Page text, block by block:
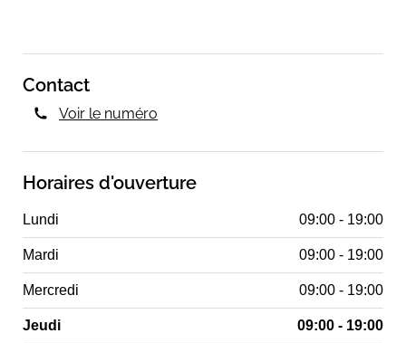
Contact
Voir le numéro
Horaires d'ouverture
Lundi 09:00 - 19:00
Mardi 09:00 - 19:00
Mercredi 09:00 - 19:00
Jeudi 09:00 - 19:00